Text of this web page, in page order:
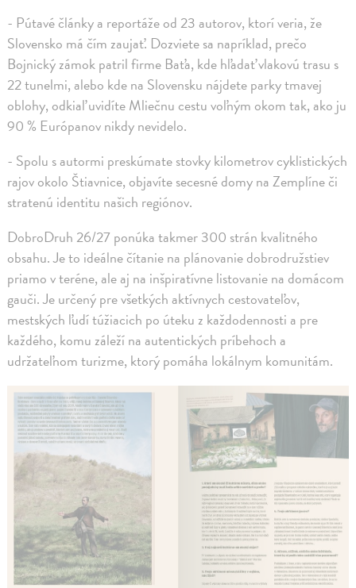
- Pútavé články a reportáže od 23 autorov, ktorí veria, že
Slovensko má čím zaujať. Dozviete sa napríklad, prečo
Bojnický zámok patril firme Baťa, kde hľadať vlakovú trasu s
22 tunelmi, alebo kde na Slovensku nájdete parky tmavej
oblohy, odkiaľ uvidíte Mliečnu cestu voľným okom tak, ako ju
90 % Európanov nikdy nevidelo.
- Spolu s autormi preskúmate stovky kilometrov cyklistických
rajov okolo Štiavnice, objavíte secesné domy na Zemplíne či
stratenú identitu našich regiónov.
DobroDruh 26/27 ponúka takmer 300 strán kvalitného
obsahu. Je to ideálne čítanie na plánovanie dobrodružstiev
priamo v teréne, ale aj na inšpiratívne listovanie na domácom
gauči. Je určený pre všetkých aktívnych cestovateľov,
mestských ľudí túžiacich po úteku z každodennosti a pre
každého, komu záleží na autentických príbehoch a
udržateľnom turizme, ktorý pomáha lokálnym komunitám.